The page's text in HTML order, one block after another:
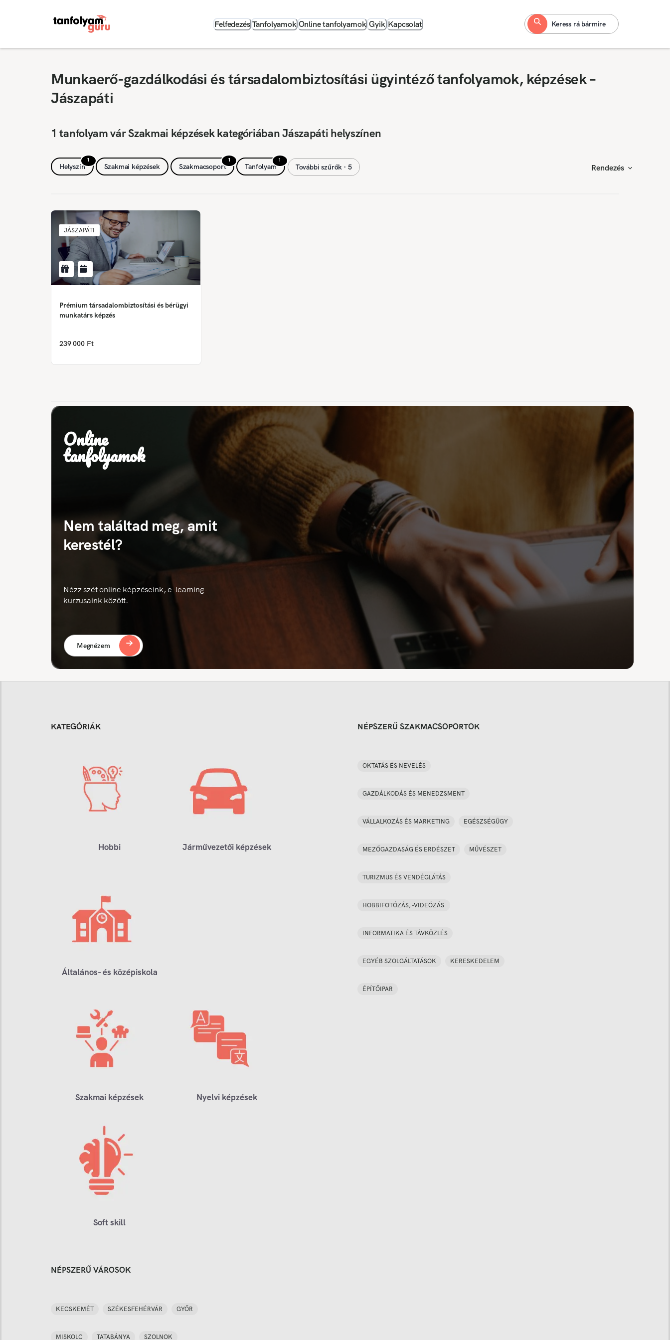
Felfedezés Tanfolyamok Online tanfolyamok Gyik Kapcsolat Keress rá bármire
Munkaerő-gazdálkodási és társadalombiztosítási ügyintéző tanfolyamok, képzések –
Jászapáti
1 tanfolyam vár Szakmai képzések kategóriában Jászapáti helyszínen
1
Helyszín Szakmai képzések
1
Szakmacsoport
1
Tanfolyam További szűrők ∙ 5 Rendezés
JÁSZAPÁTI
Prémium társadalombiztosítási és bérügyi
munkatárs képzés
239 000 Ft
Online
tanfolyamok
Nem találtad meg, amit
kerestél?
Nézz szét online képzéseink, e-learning
kurzusaink között.
Megnézem
KATEGÓRIÁK
Hobbi Járművezetői képzések
Általános- és középiskola
Szakmai képzések Nyelvi képzések
Soft skill
NÉPSZERŰ SZAKMACSOPORTOK
OKTATÁS ÉS NEVELÉS
GAZDÁLKODÁS ÉS MENEDZSMENT
VÁLLALKOZÁS ÉS MARKETING EGÉSZSÉGÜGY
MEZŐGAZDASÁG ÉS ERDÉSZET MŰVÉSZET
TURIZMUS ÉS VENDÉGLÁTÁS
HOBBIFOTÓZÁS, -VIDEÓZÁS
INFORMATIKA ÉS TÁVKÖZLÉS
EGYÉB SZOLGÁLTATÁSOK KERESKEDELEM
ÉPÍTŐIPAR
NÉPSZERŰ VÁROSOK
KECSKEMÉT SZÉKESFEHÉRVÁR GYŐR
MISKOLC TATABÁNYA SZOLNOK